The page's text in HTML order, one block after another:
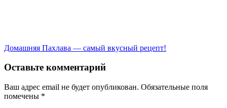
Домашняя Пахлава — самый вкусный рецепт!
Оставьте комментарий
Ваш адрес email не будет опубликован. Обязательные поля
помечены *